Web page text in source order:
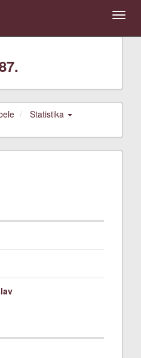
Statistika